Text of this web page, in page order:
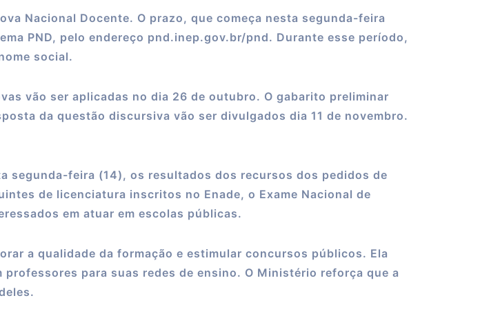
Nacional Docente. O prazo, que começa nesta segunda-feira
PND, pelo endereço pnd.inep.gov.br/pnd. Durante esse período,
social.
vão ser aplicadas no dia 26 de outubro. O gabarito preliminar
da questão discursiva vão ser divulgados dia 11 de novembro.
segunda-feira (14), os resultados dos recursos dos pedidos de
de licenciatura inscritos no Enade, o Exame Nacional de
em atuar em escolas públicas.
a qualidade da formação e estimular concursos públicos. Ela
para suas redes de ensino. O Ministério reforça que a